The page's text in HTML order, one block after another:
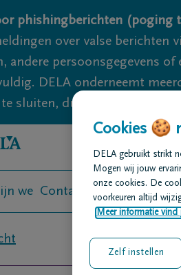
phishingberichten (poging
over valse berichten
andere persoonsgegevens
DELA onderneemt
sluiten, dus blijf waakzaam.
we Contact Uitvaart regelen
Cookies 🍪
DELA gebruikt strikt
Mogen wij jouw
onze cookies. De
voorkeuren altijd
Meer informatie vind
Zelf instellen